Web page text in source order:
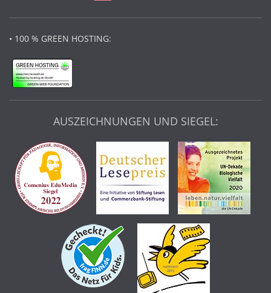
• 100 % GREEN HOSTING:
AUSZEICHNUNGEN UND SIEGEL: